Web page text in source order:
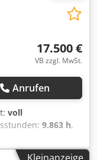
17.500 €
VB zzgl. MwSt.
Anrufen
voll
9.863 h,
, Bauhöhe:2.841